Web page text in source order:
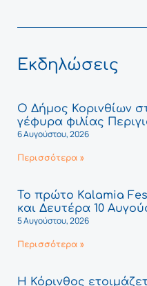
Εκδηλώσεις
Ο Δήμος Κορινθίων
γέφυρα φιλίας
6 Αυγούστου, 2026
Περισσότερα »
Το πρώτο Kalamia
και Δευτέρα 10
5 Αυγούστου, 2026
Περισσότερα »
Η Κόρινθος